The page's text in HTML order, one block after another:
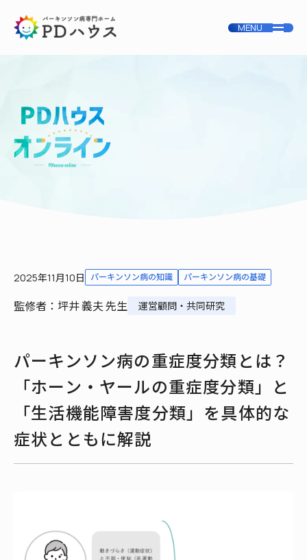
2025年11月10日 パーキンソン病の知識 パーキンソン病の基礎
監修者：坪井 義夫 先生 運営顧問・共同研究
パーキンソン病の重症度分類とは？
「ホーン・ヤールの重症度分類」と
「生活機能障害度分類」を具体的な
症状とともに解説